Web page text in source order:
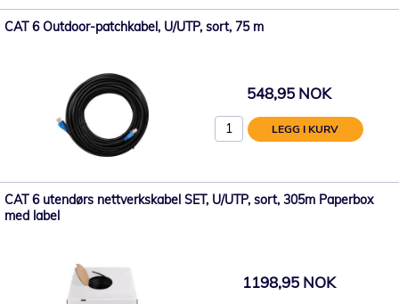
CAT 6 Outdoor-patchkabel, U/UTP, sort, 75 m
548,95 NOK
LEGG I KURV
CAT 6 utendørs nettverkskabel SET, U/UTP, sort, 305m Paperbox
med label
1198,95 NOK